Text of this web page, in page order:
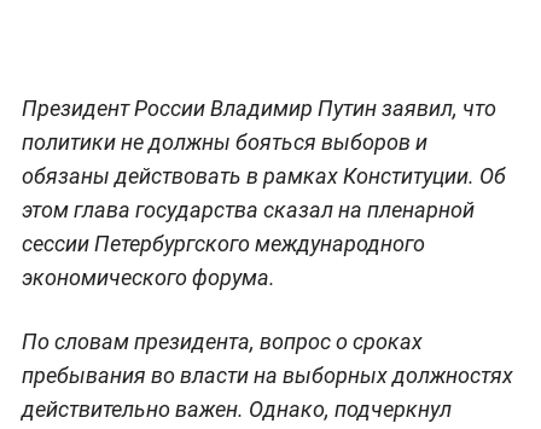
Президент России Владимир Путин заявил, что
политики не должны бояться выборов и
обязаны действовать в рамках Конституции. Об
этом глава государства сказал на пленарной
сессии Петербургского международного
экономического форума.
По словам президента, вопрос о сроках
пребывания во власти на выборных должностях
действительно важен. Однако, подчеркнул